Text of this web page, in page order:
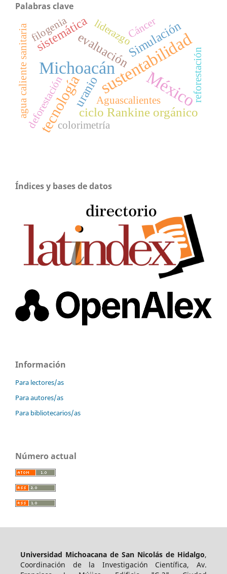
Palabras clave
sustentabilidad
Michoacán México
tecnologíaciclo Rankine orgánico
evaluaciónSimulación
sistemática
uranio
deforestación
agua caliente sanitaria reforestación
Aguascalientes
colorimetría
liderazgoCáncer
filogenia
Índices y bases de datos
Información
Para lectores/as
Para autores/as
Para bibliotecarios/as
Número actual
Universidad Michoacana de San Nicolás de Hidalgo,
Coordinación de la Investigación Científica, Av.